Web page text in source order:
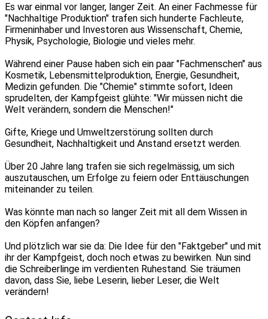
Es war einmal vor langer, langer Zeit. An einer Fachmesse für
"Nachhaltige Produktion" trafen sich hunderte Fachleute,
Firmeninhaber und Investoren aus Wissenschaft, Chemie,
Physik, Psychologie, Biologie und vieles mehr.
Während einer Pause haben sich ein paar "Fachmenschen" aus
Kosmetik, Lebensmittelproduktion, Energie, Gesundheit,
Medizin gefunden. Die "Chemie" stimmte sofort, Ideen
sprudelten, der Kampfgeist glühte: "Wir müssen nicht die
Welt verändern, sondern die Menschen!"
Gifte, Kriege und Umweltzerstörung sollten durch
Gesundheit, Nachhaltigkeit und Anstand ersetzt werden.
Über 20 Jahre lang trafen sie sich regelmässig, um sich
auszutauschen, um Erfolge zu feiern oder Enttäuschungen
miteinander zu teilen.
Was könnte man nach so langer Zeit mit all dem Wissen in
den Köpfen anfangen?
Und plötzlich war sie da: Die Idee für den "Faktgeber" und mit
ihr der Kampfgeist, doch noch etwas zu bewirken. Nun sind
die Schreiberlinge im verdienten Ruhestand. Sie träumen
davon, dass Sie, liebe Leserin, lieber Leser, die Welt
verändern!